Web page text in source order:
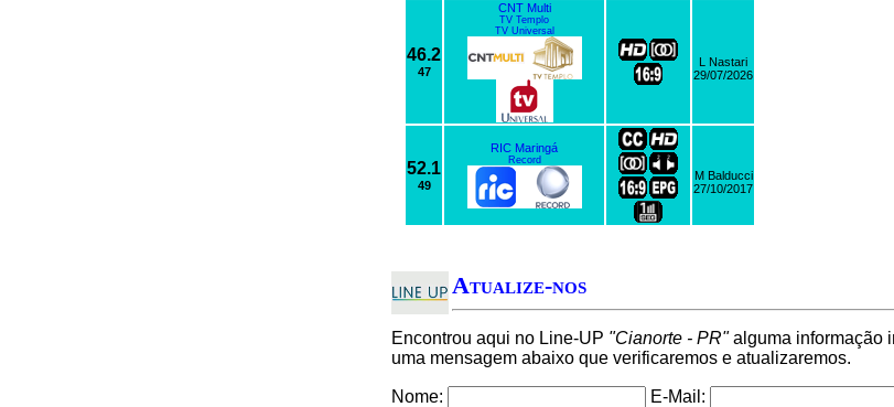
46.2
47
CNT Multi
TV Templo
TV Universal
L Nastari
29/07/2026
52.1
49
RIC Maringá
Record
M Balducci
27/10/2017
Atualize-nos
Encontrou aqui no Line-UP "Cianorte - PR"alguma informação
uma mensagem abaixo que verificaremos e atualizaremos.
Nome: E-Mail: